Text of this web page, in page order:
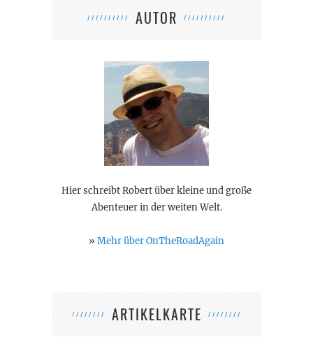
AUTOR
Hier schreibt Robert über kleine und große
Abenteuer in der weiten Welt.
» Mehr über OnTheRoadAgain
ARTIKELKARTE